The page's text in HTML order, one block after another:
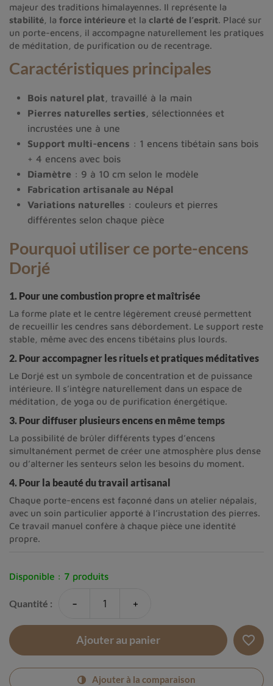
majeur des traditions himalayennes. Il représente la
stabilité , la force intérieure et la clarté de l’esprit. Placé sur
un porte-encens, il accompagne naturellement les pratiques
de méditation, de purification ou de recentrage.
Caractéristiques principales
Bois naturel plat , travaillé à la main
Pierres naturelles serties , sélectionnées et
incrustées une à une
Support multi-encens : 1 encens tibétain sans bois
+ 4 encens avec bois
Diamètre : 9 à 10 cm selon le modèle
Fabrication artisanale au Népal
Variations naturelles : couleurs et pierres
différentes selon chaque pièce
Pourquoi utiliser ce porte-encens
Dorjé
1. Pour une combustion propre et maîtrisée
La forme plate et le centre légèrement creusé permettent
de recueillir les cendres sans débordement. Le support reste
stable, même avec des encens tibétains plus lourds.
2. Pour accompagner les rituels et pratiques méditatives
Le Dorjé est un symbole de concentration et de puissance
intérieure. Il s’intègre naturellement dans un espace de
méditation, de yoga ou de purification énergétique.
3. Pour diffuser plusieurs encens en même temps
La possibilité de brûler différents types d’encens
simultanément permet de créer une atmosphère plus dense
ou d’alterner les senteurs selon les besoins du moment.
4. Pour la beauté du travail artisanal
Chaque porte-encens est façonné dans un atelier népalais,
avec un soin particulier apporté à l’incrustation des pierres.
Ce travail manuel confère à chaque pièce une identité
propre.
Disponible : 7 produits
Quantité : - +
Ajouter au panier favorite_border
Ajouter à la comparaison